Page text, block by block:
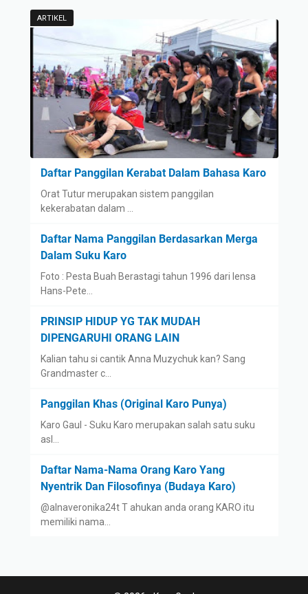
ARTIKEL
Daftar Panggilan Kerabat Dalam Bahasa Karo
Orat Tutur merupakan sistem panggilan
kekerabatan dalam …
Daftar Nama Panggilan Berdasarkan Merga
Dalam Suku Karo
Foto : Pesta Buah Berastagi tahun 1996 dari lensa
Hans-Pete…
PRINSIP HIDUP YG TAK MUDAH
DIPENGARUHI ORANG LAIN
Kalian tahu si cantik Anna Muzychuk kan? Sang
Grandmaster c…
Panggilan Khas (Original Karo Punya)
Karo Gaul - Suku Karo merupakan salah satu suku
asl…
Daftar Nama-Nama Orang Karo Yang
Nyentrik Dan Filosofinya (Budaya Karo)
@alnaveronika24t T ahukan anda orang KARO itu
memiliki nama…